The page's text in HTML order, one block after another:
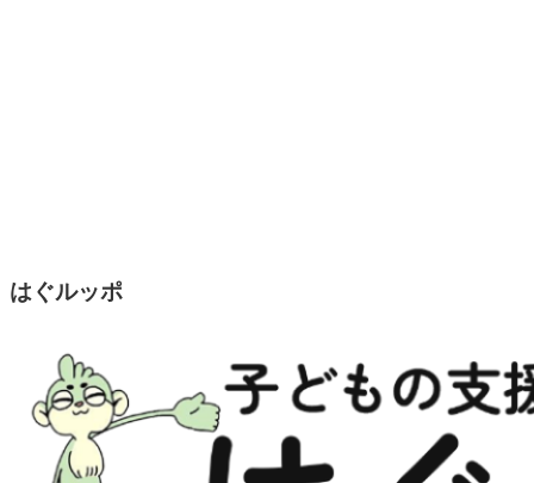
はぐルッポ